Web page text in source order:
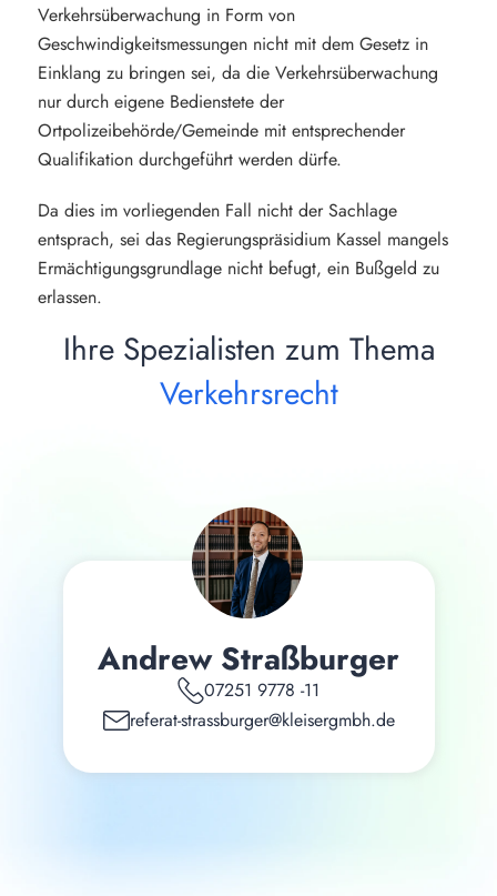
Verkehrsüberwachung in Form von
Geschwindigkeitsmessungen nicht mit dem Gesetz in
Einklang zu bringen sei, da die Verkehrsüberwachung
nur durch eigene Bedienstete der
Ortpolizeibehörde/Gemeinde mit entsprechender
Qualifikation durchgeführt werden dürfe.
Da dies im vorliegenden Fall nicht der Sachlage
entsprach, sei das Regierungspräsidium Kassel mangels
Ermächtigungsgrundlage nicht befugt, ein Bußgeld zu
erlassen.
Ihre Spezialisten zum Thema
Verkehrsrecht
Andrew Straßburger
07251 9778 -11
referat-strassburger@kleisergmbh.de